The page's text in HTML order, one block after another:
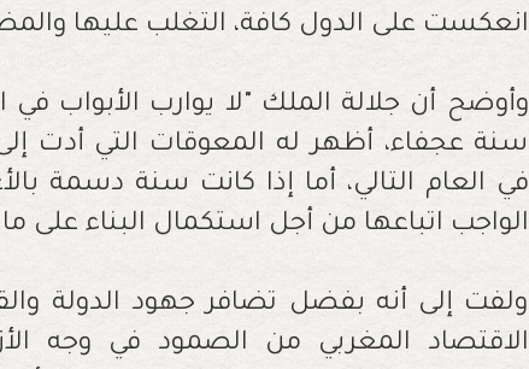
انعكست على الدول كافة، التغلب عليها
وأوضح أن جلالة الملك "لا يوارب الأبواب
سنة عجفاء، أظهر له المعوقات التي أدت
في العام التالي، أما إذا كانت سنة دسمة
الواجب اتباعها من أجل استكمال البناء على
ولفت إلى أنه بفضل تضافر جهود الدولة
الاقتصاد المغربي من الصمود في وجه